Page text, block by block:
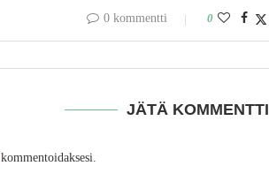
0 kommentti 0
JÄTÄ KOMMENTTI
kommentoidaksesi.